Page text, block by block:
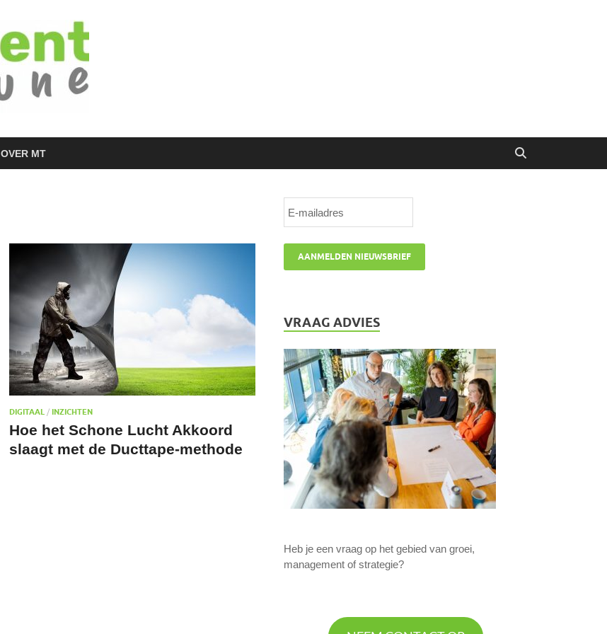
OVER MT
DIGITAAL / INZICHTEN
Hoe het Schone Lucht Akkoord
slaagt met de Ducttape-methode
VRAAG ADVIES
Heb je een vraag op het gebied van groei,
management of strategie?